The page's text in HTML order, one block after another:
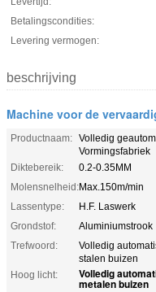
Betalingscondities:
Levering vermogen:
beschrijving
Machine voor de
Productnaam: Volledig
Vormingsfabriek
Diktebereik:
0.2-0.35MM
Molensnelheid:Max.150m/min
Lassentype:
H.F. Laswerk
Grondstof:
Aluminiumstrook
Trefwoord:
Volledig
stalen buizen
Hoog licht:
Volledig
metalen buizen